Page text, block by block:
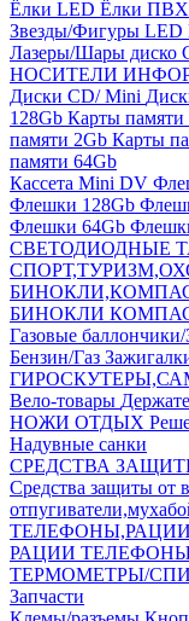
Ёлки LED Ёлки ПВХ
Звезды/Фигуры LED
Лазеры/Шары диско
НОСИТЕЛИ
Диски CD/ Mini
128Gb Карты памяти
памяти 2Gb Карты
памяти 64Gb
Кассета Mini DV
Флешки 128Gb
Флешки 64Gb
СВЕТОДИОДНЫЕ
БИНОКЛИ
Газовые
Бензин/Газ
Вело-товары
НОЖИ ОТДЫХ
Надувные санки
СРЕДСТВА
Средства защиты от
ТЕЛЕФОНЫ,РАЦИИ
РАЦИИ
ТЕРМОМЕТРЫ/
Запчасти